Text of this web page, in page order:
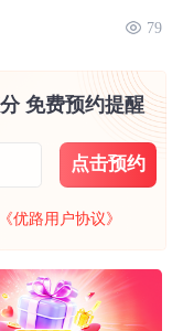
79
免费预约提醒
点击预约
《优路用户协议》